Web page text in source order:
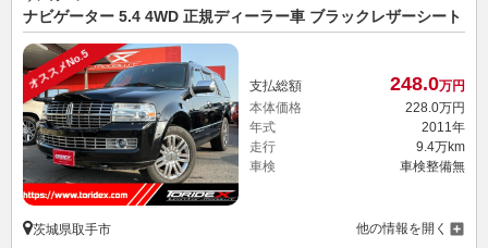
ナビゲーター 5.4 4WD 正規ディーラー車 ブラックレザーシート
オススメNo.5 支払総額 248.0万円
本体価格
228.0万円
年式
2011年
走行
9.4万km
車検
車検整備無
茨城県取手市 他の情報を開く